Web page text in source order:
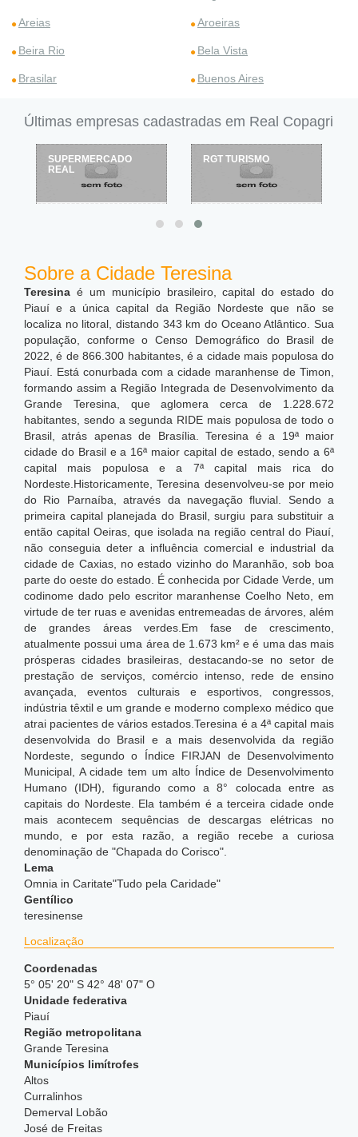
Areias Aroeiras
Beira Rio Bela Vista
Brasilar Buenos Aires
Últimas empresas cadastradas em Real Copagri
RGT TURISMO
HM LOOK - MODA
EVANGÉLICA COM
Sobre a Cidade Teresina
Teresina é um município brasileiro, capital do estado do
Piauí e a única capital da Região Nordeste que não se
localiza no litoral, distando 343 km do Oceano Atlântico. Sua
população, conforme o Censo Demográfico do Brasil de
2022, é de 866.300 habitantes, é a cidade mais populosa do
Piauí. Está conurbada com a cidade maranhense de Timon,
formando assim a Região Integrada de Desenvolvimento da
Grande Teresina, que aglomera cerca de 1.228.672
habitantes, sendo a segunda RIDE mais populosa de todo o
Brasil, atrás apenas de Brasília. Teresina é a 19ª maior
cidade do Brasil e a 16ª maior capital de estado, sendo a 6ª
capital mais populosa e a 7ª capital mais rica do
Nordeste. Historicamente, Teresina desenvolveu-se por meio
do Rio Parnaíba, através da navegação fluvial. Sendo a
primeira capital planejada do Brasil, surgiu para substituir a
então capital Oeiras, que isolada na região central do Piauí,
não conseguia deter a influência comercial e industrial da
cidade de Caxias, no estado vizinho do Maranhão, sob boa
parte do oeste do estado. É conhecida por Cidade Verde, um
codinome dado pelo escritor maranhense Coelho Neto, em
virtude de ter ruas e avenidas entremeadas de árvores, além
de grandes áreas verdes.Em fase de crescimento,
atualmente possui uma área de 1.673 km² e é uma das mais
prósperas cidades brasileiras, destacando-se no setor de
prestação de serviços, comércio intenso, rede de ensino
avançada, eventos culturais e esportivos, congressos,
indústria têxtil e um grande e moderno complexo médico que
atrai pacientes de vários estados.Teresina é a 4ª capital mais
desenvolvida do Brasil e a mais desenvolvida da região
Nordeste, segundo o Índice FIRJAN de Desenvolvimento
Municipal, A cidade tem um alto Índice de Desenvolvimento
Humano (IDH), figurando como a 8° colocada entre as
capitais do Nordeste. Ela também é a terceira cidade onde
mais acontecem sequências de descargas elétricas no
mundo,
e por esta razão, a região recebe a curiosa
denominação de "Chapada do Corisco".
Lema
Omnia in Caritate"Tudo pela Caridade"
Gentílico
teresinense
Localização
Coordenadas
5° 05' 20" S 42° 48' 07" O
Unidade federativa
Piauí
Região metropolitana
Grande Teresina
Municípios limítrofes
Altos
Curralinhos
Demerval Lobão
José de Freitas